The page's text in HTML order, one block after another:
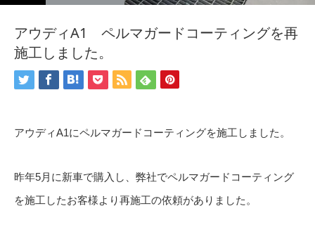
アウディA1 ペルマガードコーティングを再
施工しました。
アウディA1にペルマガードコーティングを施工しました。
昨年5月に新車で購入し、弊社でペルマガードコーティング
を施工したお客様より再施工の依頼がありました。